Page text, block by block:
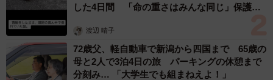
2/3
した4日間 「命の重さはみんな同じ」保護団
渡辺 晴子
72歳父、軽自動車で新潟から四国まで 65歳の
母と2人で3泊4日の旅 パーキングの休憩まで
分刻み… 「大学生でも組まねえよ！」